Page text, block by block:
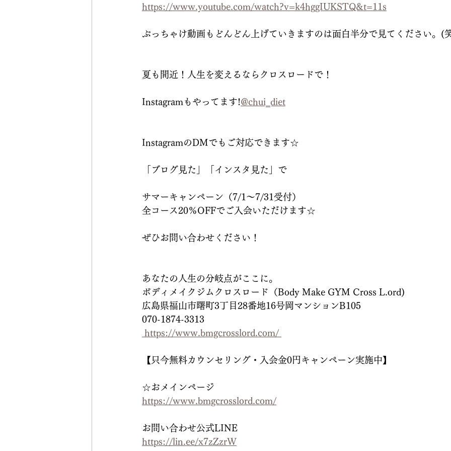
https://www.youtube.com/watch?v=k4hggIUKSTQ&t=11s
ぶっちゃけ動画もどんどん上げていきますのは面白半分で見てください。(
夏も間近！人生を変えるならクロスロードで！
Instagramもやってます!@chui‗diet
InstagramのDMでもご対応できます☆
「ブログ見た」「インスタ見た」で
サマーキャンペーン（7/1～7/31受付）
全コース20％OFFでご入会いただけます☆
ぜひお問い合わせください！
あなたの人生の分岐点がここに。
ボディメイクジムクロスロード（Body Make GYM Cross L.ord)
広島県福山市曙町3丁目28番地16号岡マンションB105
070-1874-3313
https://www.bmgcrosslord.com/
【只今無料カウンセリング・入会金0円キャンペーン実施中】
☆おメインページ
https://www.bmgcrosslord.com/
お問い合わせ公式LINE
https://lin.ee/x7zZzrW